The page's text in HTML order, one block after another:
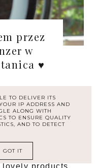
przez
w
♥
CZERWCA 2026 07:34
lovely products.
TO DELIVER ITS
IP ADDRESS AND
ALONG WITH
TO ENSURE QUALITY
AND TO DETECT
GOT IT